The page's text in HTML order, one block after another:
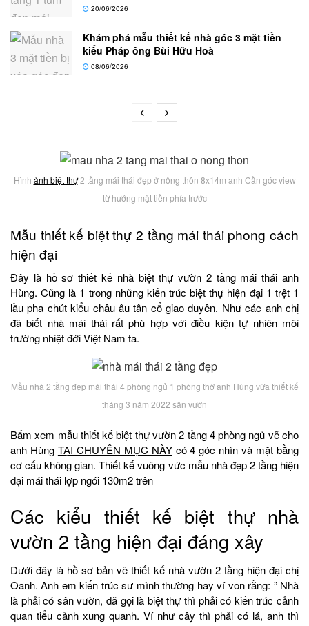
20/06/2026
Khám phá mẫu thiết kế nhà góc 3 mặt tiền
kiểu Pháp ông Bùi Hữu Hoà
08/06/2026
Hình ảnh biệt thự2 tầng mái thái đẹp ở nông thôn 8x14m anh Cần góc view
từ hướng mặt tiền phía trước
Mẫu thiết kế biệt thự 2 tầng mái thái phong cách
hiện đại
Đây là hồ sơ thiết kế nhà biệt thự vườn 2 tầng mái thái anh
Hùng. Cũng là 1 trong những kiến trúc biệt thự hiện đại 1 trệt 1
lầu pha chút kiểu châu âu tân cổ giao duyên. Như các anh chị
đã biết nhà mái thái rất phù hợp với điều kiện tự nhiên môi
trường nhiệt đới Việt Nam ta.
Mẫu nhà 2 tầng đẹp mái thái 4 phòng ngủ 1 phòng thờ anh Hùng vừa thiết kế
tháng 3 năm 2022 sân vườn
Bấm xem mẫu thiết kế biệt thự vườn 2 tầng 4 phòng ngủ vẽ cho
anh Hùng TẠI CHUYÊN MỤC NÀYcó 4 góc nhìn và mặt bằng
cơ cấu không gian. Thiết kế vuông vức mẫu nhà đẹp 2 tầng hiện
đại mái thái lợp ngói 130m2 trên
Các kiểu thiết kế biệt thự nhà
vườn 2 tầng hiện đại đáng xây
Dưới đây là hồ sơ bản vẽ thiết kế nhà vườn 2 tầng hiện đại chị
Oanh. Anh em kiến trúc sư mình thường hay ví von rằng: ” Nhà
là phải có sân vườn, đã gọi là biệt thự thì phải có kiến trúc cảnh
quan tiểu cảnh xung quanh. Ví như cây thì phải có lá, anh thì